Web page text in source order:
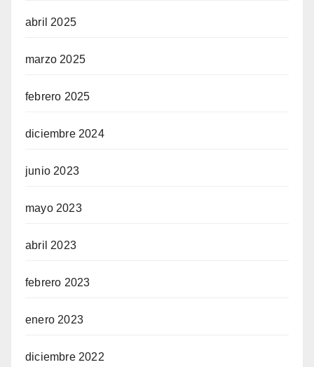
abril 2025
marzo 2025
febrero 2025
diciembre 2024
junio 2023
mayo 2023
abril 2023
febrero 2023
enero 2023
diciembre 2022